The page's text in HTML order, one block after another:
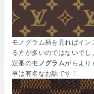
モノグラム柄を見ればイン
る方が多いのではないでし
定番のモノグラムがらより
事は有名なお話です！